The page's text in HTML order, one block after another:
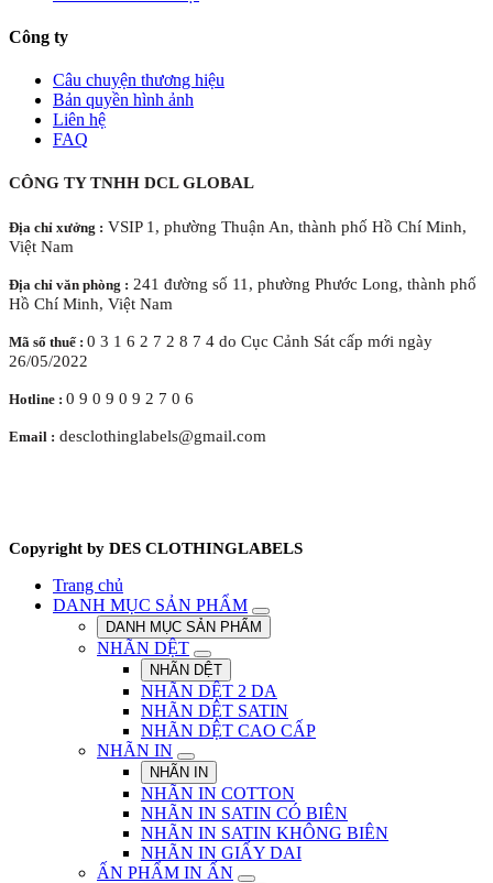
Công ty
Câu chuyện thương hiệu
Bản quyền hình ảnh
Liên hệ
FAQ
CÔNG TY TNHH DCL GLOBAL
Địa chỉ xưởng : VSIP 1, phường Thuận An, thành phố Hồ Chí Minh,
Việt Nam
Địa chỉ văn phòng : 241 đường số 11, phường Phước Long, thành phố
Hồ Chí Minh, Việt Nam
Mã số thuế : 0 3 1 6 2 7 2 8 7 4 do Cục Cảnh Sát cấp mới ngày
26/05/2022
Hotline : 0 9 0 9 0 9 2 7 0 6
Email : desclothinglabels@gmail.com
Copyright by DES CLOTHINGLABELS
Trang chủ
DANH MỤC SẢN PHẨM
DANH MỤC SẢN PHẨM
NHÃN DỆT
NHÃN DỆT
NHÃN DỆT 2 DA
NHÃN DỆT SATIN
NHÃN DỆT CAO CẤP
NHÃN IN
NHÃN IN
NHÃN IN COTTON
NHÃN IN SATIN CÓ BIÊN
NHÃN IN SATIN KHÔNG BIÊN
NHÃN IN GIẤY DAI
ẤN PHẨM IN ẤN